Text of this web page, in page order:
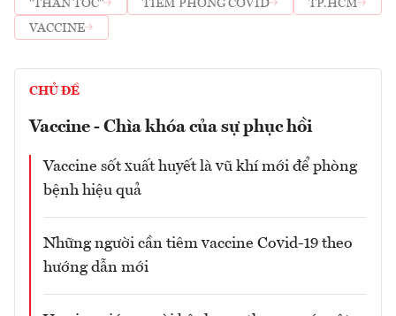
"THẦN TỐC" TIÊM PHÒNG COVID
TP.HCM
VACCINE
CHỦ ĐỀ
Vaccine - Chìa khóa của sự phục hồi
Vaccine sốt xuất huyết là vũ khí mới để phòng
bệnh hiệu quả
Những người cần tiêm vaccine Covid-19 theo
hướng dẫn mới